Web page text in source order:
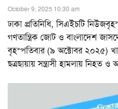
October 9, 2025 10:30 am
ঢাকা প্রতিনিধি, সিএইচটি
গণতান্ত্রিক জোট ও বাংলাদেশ
বৃহস্পতিবার (৯ অক্টোবর ২০২৫)
ছত্রছায়ায় সন্ত্রাসী হামলায় নিহত